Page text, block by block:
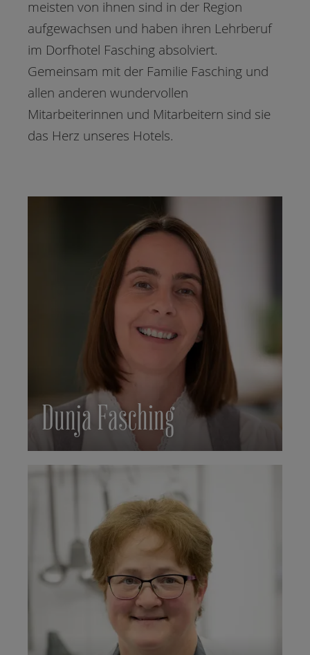
meisten von ihnen sind in der Region
aufgewachsen und haben ihren Lehrberuf
im Dorfhotel Fasching absolviert.
Gemeinsam mit der Familie Fasching und
allen anderen wundervollen
Mitarbeiterinnen und Mitarbeitern sind sie
das Herz unseres Hotels.
Dunja Fasching